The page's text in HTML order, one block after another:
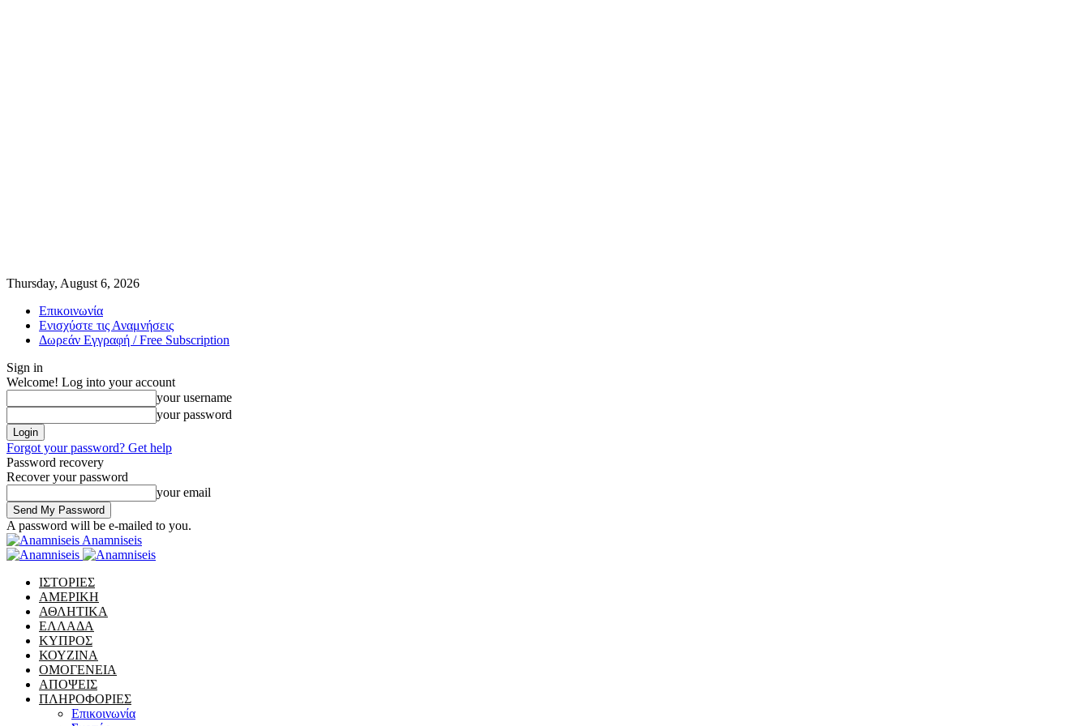
Thursday, August 6, 2026
Επικοινωνία
Ενισχύστε τις Αναμνήσεις
Δωρεάν Εγγραφή / Free Subscription
Sign in
Welcome! Log into your account
your username
your password
Forgot your password? Get help
Password recovery
Recover your password
your email
A password will be e-mailed to you.
Anamniseis
ΙΣΤΟΡΙΕΣ
ΑΜΕΡΙΚΗ
ΑΘΛΗΤΙΚΑ
ΕΛΛΑΔΑ
ΚΥΠΡΟΣ
ΚΟΥΖΙΝΑ
ΟΜΟΓΕΝΕΙΑ
ΑΠΟΨΕΙΣ
ΠΛΗΡΟΦΟΡΙΕΣ
Επικοινωνία